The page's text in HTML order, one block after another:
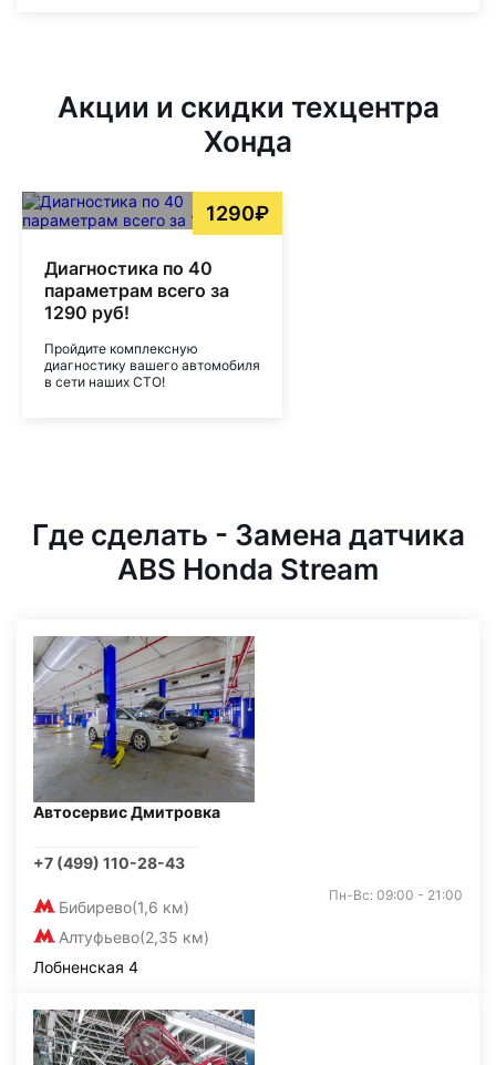
Акции и скидки техцентра
Хонда
1290₽
Диагностика по 40
параметрам всего за
1290 руб!
Пройдите комплексную
диагностику вашего автомобиля
в сети наших СТО!
Где сделать - Замена датчика
ABS Honda Stream
Автосервис Дмитровка
+7 (499) 110-28-43
Бибирево(1,6 км)
Алтуфьево(2,35 км)
Пн-Вс: 09:00 - 21:00
Лобненская 4